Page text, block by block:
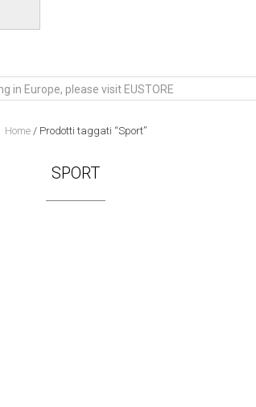
in Europe, please visit EUSTORE
Home / Prodotti taggati “Sport”
SPORT